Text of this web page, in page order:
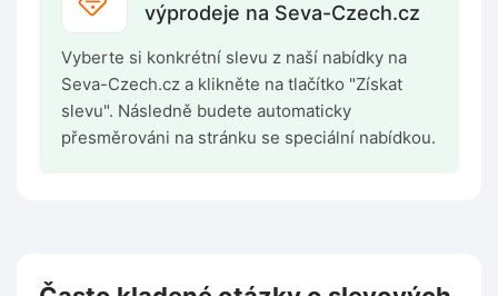
výprodeje na Seva-Czech.cz
Vyberte si konkrétní slevu z naší nabídky na
Seva-Czech.cz a klikněte na tlačítko "Získat
slevu". Následně budete automaticky
přesměrováni na stránku se speciální nabídkou.